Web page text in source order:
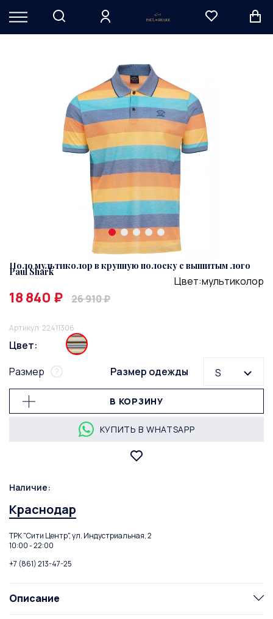
Артикул: 22411306
Поло мультиколор в крупную полоску с вышитым лого
Paul Shark
18 840 ₽ 26 910 ₽
Цвет:мультиколор
Цвет:
Размер одежды
S
Размер
В КОРЗИНУ
КУПИТЬ В WHATSAPP
Наличие:
Краснодар
ТРК "Сити Центр", ул. Индустриальная, 2
10:00 - 22:00
+7 (861) 213-47-25
Описание